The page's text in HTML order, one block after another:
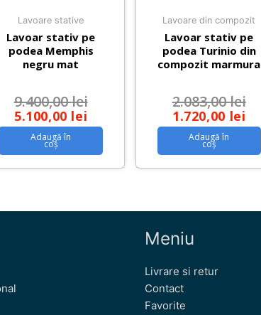
Lavoare stative
Lavoar stativ pe
podea Memphis
negru mat
9.400,00lei
5.100,00 lei
Adaugă în
coș
Lavoare din compozit
Lavoar stativ pe
podea Turinio din
compozit marmura
2.083,00lei
1.720,00 lei
Adaugă în
coș
Meniu
Livrare si retur
Contact
Favorite